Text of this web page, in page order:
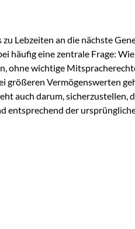
Lebzeiten an die nächste
häufig eine zentrale Frage:
ohne wichtige
größeren Vermögenswerten
auch darum, sicherzustellen,
entsprechend der
seines Vermögens. Einige